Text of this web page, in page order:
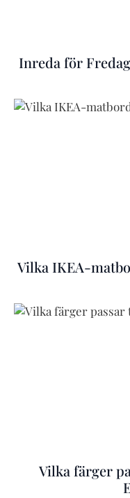
Inreda för
Vilka IKEA-
Vilka färger